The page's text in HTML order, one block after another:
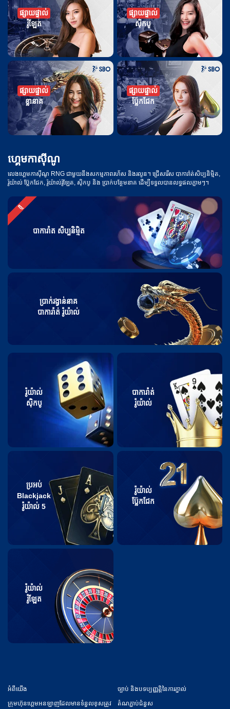
ផ្សាយផ្ទាល់
រ៉ូឡែត
ផ្សាយផ្ទាល់
ស៊ិកបូ
ផ្សាយផ្ទាល់
ខ្លានាគ
ផ្សាយផ្ទាល់
ប្ល៊ែកជែក
ហ្គេមកាស៊ីណូ
លេងហ្គេមកាស៊ីណូ RNG ជាមួយនឹងសកម្មភាពរហ័ស និងរលូន។ ជ្រើសរើស បាការ៉ាត់សិប្បនិម្មិត,
រ៉ូយ៉ាល់ ប្ល៊ែកជែក, រ៉ូយ៉ាល់រ៉ូឡែត, ស៊ិកបូ និង ប្រាក់បន្ថែមនាគ ដើម្បីទទួលបានលទ្ធផលភ្លាមៗ។
បាការ៉ាត សិប្បនិម្មិត
ថ្មី
ប្រាក់រង្វាន់នាគ
បាការ៉ាត់ រ៉ូយ៉ាល់
រ៉ូយ៉ាល់
ស៊ិកបូ
បាការ៉ាត់
រ៉ូយ៉ាល់
ប្រអប់
Blackjack
រ៉ូយ៉ាល់ 5
រ៉ូយ៉ាល់
ប្ល៊ែកជែក
រ៉ូយ៉ាល់
រ៉ូឡែត
អំពី​​យើង
ច្បាប់ និងបទប្បញ្ញត្តិនៃការភ្នាល់
ក្រុមហ៊ុនហ្គេមអនឡាញដែលមានទំនួលខុសត្រូវ
តំណភ្ជាប់ជំនួស